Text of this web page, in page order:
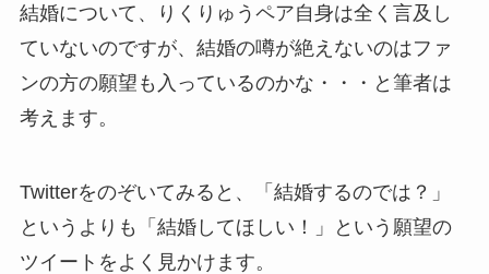
結婚について、りくりゅうペア自身は全く言及し
ていないのですが、結婚の噂が絶えないのはファ
ンの方の願望も入っているのかな・・・と筆者は
考えます。
Twitterをのぞいてみると、「結婚するのでは？」
というよりも「結婚してほしい！」という願望の
ツイートをよく見かけます。